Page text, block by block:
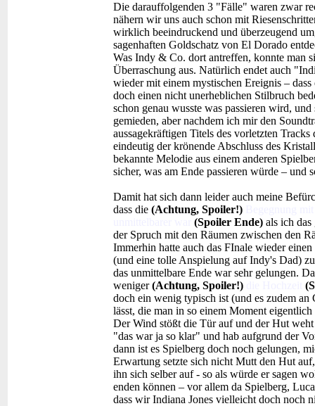
Die darauffolgenden 3 "Fälle" waren zwar
nähern wir uns auch schon mit
wirklich beeindruckend und überzeugend
sagenhaften Goldschatz von El Dorado
Was Indy & Co. dort antreffen, konnte man
Überraschung aus. Natürlich endet auch
wieder mit einem mystischen Ereignis –
doch einen nicht unerheblichen Stilbruch
schon genau wusste was passieren wird,
gemieden, aber nachdem ich mir den
aussagekräftigen Titels des vorletzten
eindeutig der krönende Abschluss des
bekannte Melodie aus einem anderen
sicher, was am Ende passieren würde – und
Damit hat sich dann leider auch meine
dass die (Achtung, Spoiler!)
(Spoiler Ende) als ich
der Spruch mit den Räumen zwischen den
Immerhin hatte auch das FInale wieder
(und eine tolle Anspielung auf Indy's Dad)
das unmittelbare Ende war sehr gelungen.
weniger(Achtung, Spoiler!)
doch ein wenig typisch ist (und es zudem an
lässt, die man in so einem Moment
Der Wind stößt die Tür auf und der Hut
"das war ja so klar" und hab aufgrund der
dann ist es Spielberg doch noch gelungen,
Erwartung setzte sich nicht Mutt den Hut
ihn sich selber auf - so als würde er sagen
enden können – vor allem da Spielberg,
dass wir Indiana Jones vielleicht doch noch